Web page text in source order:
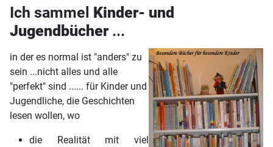
Ich sammel Kinder- und
Jugendbücher...
in der es normal ist "anders" zu
sein ...nicht alles und alle
"perfekt" sind ...... für Kinder und
Jugendliche, die Geschichten
lesen wollen, wo
die Realität mit viel